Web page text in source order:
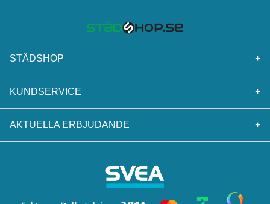
STÄDSHOP +
KUNDSERVICE +
AKTUELLA ERBJUDANDE +